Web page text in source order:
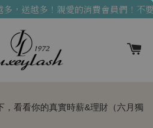
送越多！親愛的消費會員們！不要
，看看你的真實時薪&理財（六月獨